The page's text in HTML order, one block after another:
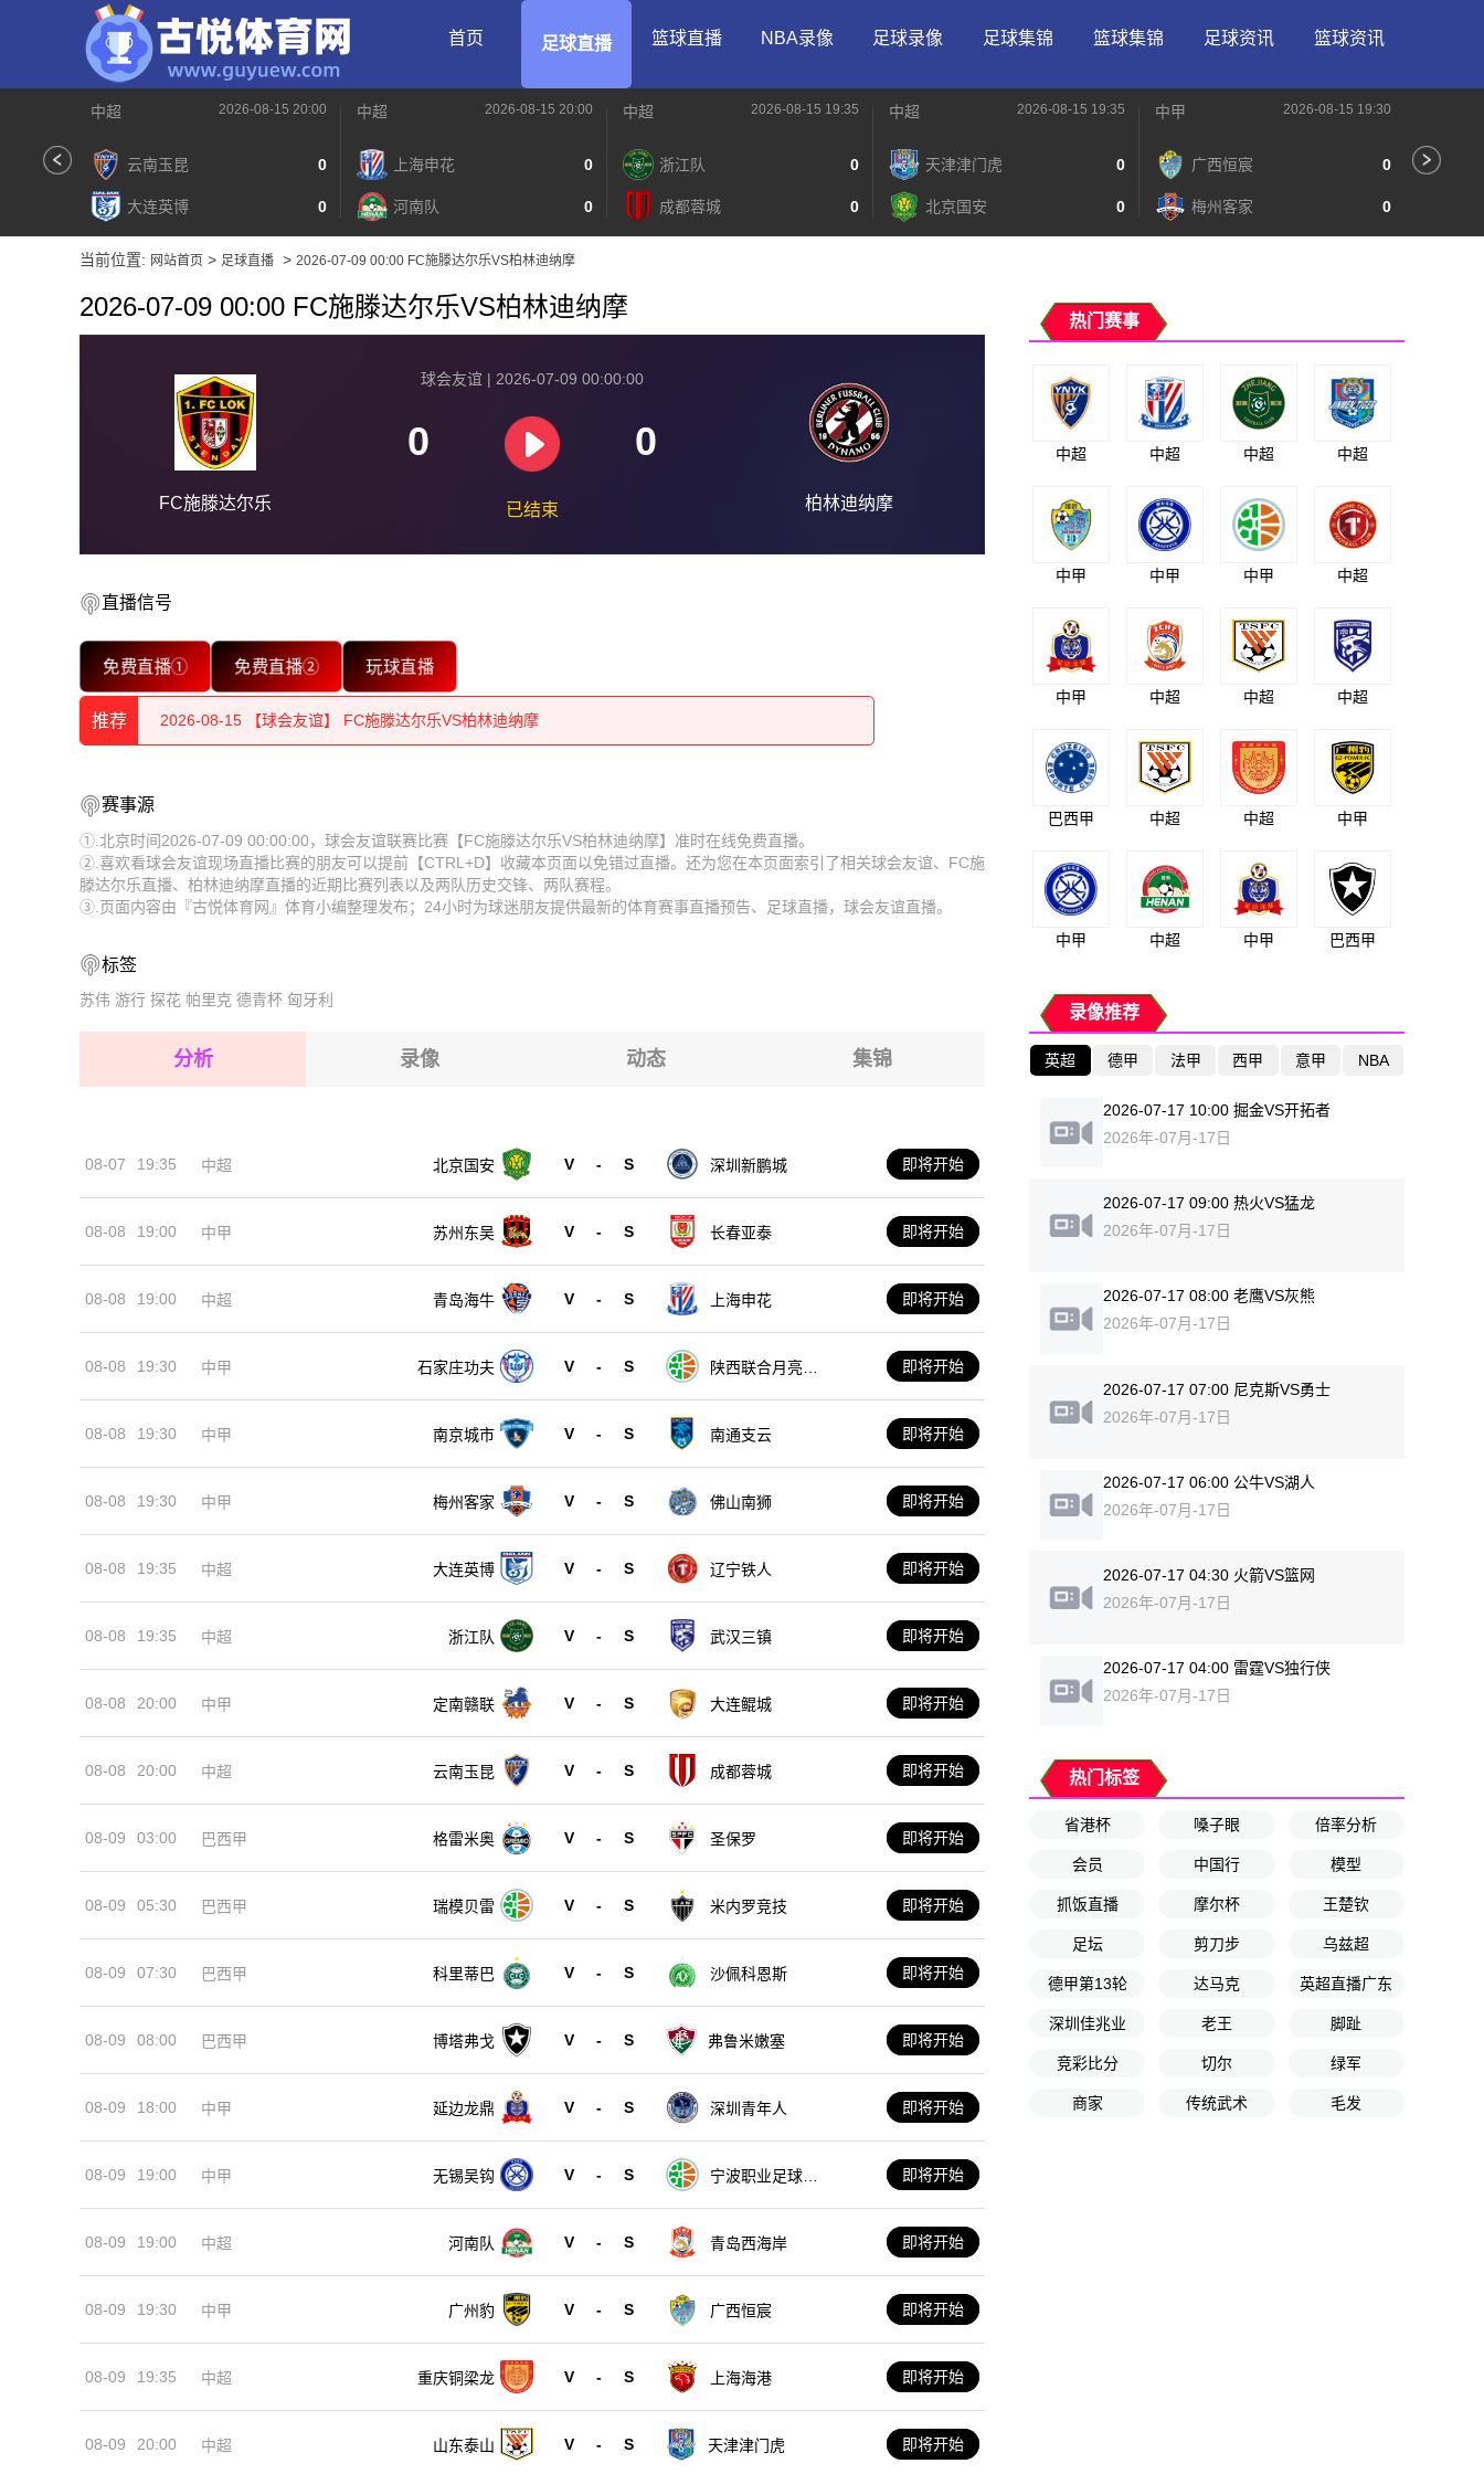
首页 足球直播 篮球直播 NBA录像 足球录像 足球集锦 篮球集锦 足球资讯 篮球资讯
中超 2026-08-15 20:00
云南玉昆 0
大连英博 0
中超 2026-08-15 20:00
上海申花 0
河南队 0
中超 2026-08-15 19:35
浙江队 0
成都蓉城 0
中超 2026-08-15 19:35
天津津门虎 0
北京国安 0
中甲 2026-08-15 19:30
广西恒宸 0
梅州客家 0
当前位置: 网站首页 > 足球直播 > 2026-07-09 00:00 FC施滕达尔乐VS柏林迪纳摩
2026-07-09 00:00 FC施滕达尔乐VS柏林迪纳摩
FC施滕达尔乐
球会友谊 | 2026-07-09 00:00:00
0 0
已结束 柏林迪纳摩
直播信号
免费直播① 免费直播② 玩球直播
推荐
2026-08-15 【球会友谊】 FC施滕达尔乐VS柏林迪纳摩
2026-08-15 【球会友谊】 FC施滕达尔乐VS柏林迪纳摩
2026-08-15 【球会友谊】 FC施滕达尔乐VS柏林迪纳摩
2026-08-15 【球会友谊】 FC施滕达尔乐VS柏林迪纳摩
2026-08-15 【球会友谊】 FC施滕达尔乐VS柏林迪纳摩
2026-08-14 【球会友谊】 FC施滕达尔乐VS柏林迪纳摩
2026-08-15 【球会友谊】 FC施滕达尔乐VS柏林迪纳摩
2026-08-15 【球会友谊】 FC施滕达尔乐VS柏林迪纳摩
2026-08-15 【球会友谊】 FC施滕达尔乐VS柏林迪纳摩
2026-08-15 【球会友谊】 FC施滕达尔乐VS柏林迪纳摩
2026-08-15 【球会友谊】 FC施滕达尔乐VS柏林迪纳摩
2026-08-14 【球会友谊】 FC施滕达尔乐VS柏林迪纳摩
赛事源
①.北京时间2026-07-09 00:00:00，球会友谊联赛比赛【FC施滕达尔乐VS柏林迪纳摩】准时在线免费直播。
②.喜欢看球会友谊现场直播比赛的朋友可以提前【CTRL+D】收藏本页面以免错过直播。还为您在本页面索引了相关球会友谊、FC施
滕达尔乐直播、柏林迪纳摩直播的近期比赛列表以及两队历史交锋、两队赛程。
③.页面内容由『古悦体育网』体育小编整理发布；24小时为球迷朋友提供最新的体育赛事直播预告、足球直播，球会友谊直播。
标签
苏伟 游行 探花 帕里克 德青杯 匈牙利
分析 录像 动态 集锦
08-07 19:35 中超 北京国安 V - S 深圳新鹏城 即将开始
08-08 19:00 中甲 苏州东吴 V - S 长春亚泰 即将开始
08-08 19:00 中超 青岛海牛 V - S 上海申花 即将开始
08-08 19:30 中甲 石家庄功夫 V - S
陕西联合月亮泊
即将开始
08-08 19:30 中甲 南京城市 V - S 南通支云 即将开始
08-08 19:30 中甲 梅州客家 V - S 佛山南狮 即将开始
08-08 19:35 中超 大连英博 V - S 辽宁铁人 即将开始
08-08 19:35 中超 浙江队 V - S 武汉三镇 即将开始
08-08 20:00 中甲 定南赣联 V - S 大连鲲城 即将开始
08-08 20:00 中超 云南玉昆 V - S 成都蓉城 即将开始
08-09 03:00 巴西甲 格雷米奥 V - S 圣保罗 即将开始
08-09 05:30 巴西甲 瑞模贝雷 V - S 米内罗竞技 即将开始
08-09 07:30 巴西甲 科里蒂巴 V - S 沙佩科恩斯 即将开始
08-09 08:00 巴西甲 博塔弗戈 V - S 弗鲁米嫩塞 即将开始
08-09 18:00 中甲 延边龙鼎 V - S 深圳青年人 即将开始
08-09 19:00 中甲 无锡吴钩 V - S
宁波职业足球俱
即将开始
08-09 19:00 中超 河南队 V - S 青岛西海岸 即将开始
08-09 19:30 中甲 广州豹 V - S 广西恒宸 即将开始
08-09 19:35 中超 重庆铜梁龙 V - S 上海海港 即将开始
08-09 20:00 中超 山东泰山 V - S 天津津门虎 即将开始
热门赛事
中超 中超 中超 中超
中甲 中甲 中甲 中超
中甲 中超 中超 中超
巴西甲 中超 中超 中甲
中甲 中超 中甲 巴西甲
录像推荐
英超 德甲 法甲 西甲 意甲 NBA
2026-07-17 10:00 掘金VS开拓者
2026年-07月-17日
2026-07-17 09:00 热火VS猛龙
2026年-07月-17日
2026-07-17 08:00 老鹰VS灰熊
2026年-07月-17日
2026-07-17 07:00 尼克斯VS勇士
2026年-07月-17日
2026-07-17 06:00 公牛VS湖人
2026年-07月-17日
2026-07-17 04:30 火箭VS篮网
2026年-07月-17日
2026-07-17 04:00 雷霆VS独行侠
2026年-07月-17日
热门标签
省港杯 嗓子眼 倍率分析
会员 中国行 模型
抓饭直播 摩尔杯 王楚钦
足坛 剪刀步 乌兹超
德甲第13轮 达马克 英超直播广东
深圳佳兆业 老王 脚趾
竞彩比分 切尔 绿军
商家 传统武术 毛发